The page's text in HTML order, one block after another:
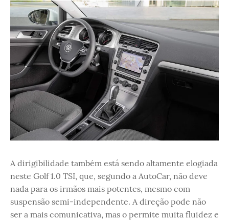
A dirigibilidade também está sendo altamente elogiada
neste Golf 1.0 TSI, que, segundo a AutoCar, não deve
nada para os irmãos mais potentes, mesmo com
suspensão semi-independente. A direção pode não
ser a mais comunicativa, mas o permite muita fluidez e